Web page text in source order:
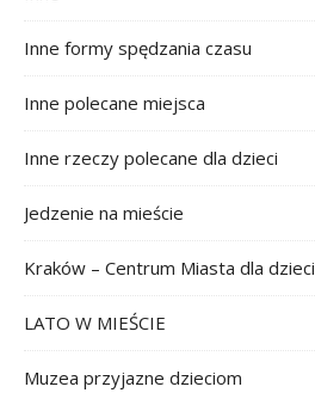
Inne formy spędzania czasu
Inne polecane miejsca
Inne rzeczy polecane dla dzieci
Jedzenie na mieście
Kraków – Centrum Miasta dla dzieci
LATO W MIEŚCIE
Muzea przyjazne dzieciom